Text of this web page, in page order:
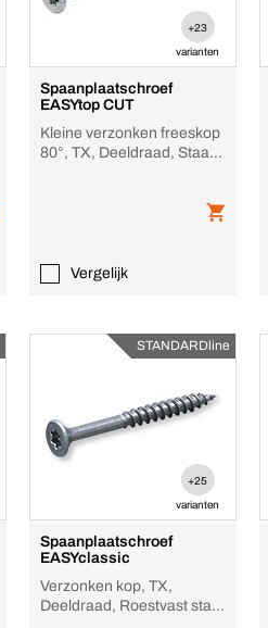
+23
varianten
Spaanplaatschroef
EASYtop CUT
Kleine verzonken freeskop
80°, TX, Deeldraad, Staal,
Vergelijk
STANDARDline
+25
varianten
Spaanplaatschroef
EASYclassic
Verzonken kop, TX,
Deeldraad, Roestvast staal